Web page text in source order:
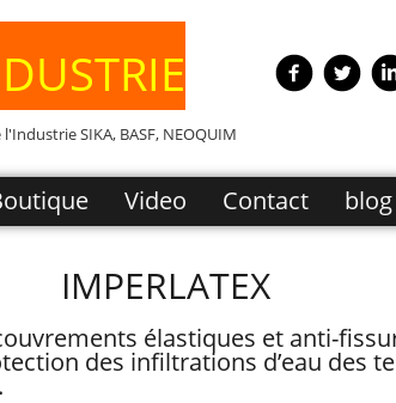
SIKA, BASF, NEOQUIM
Video Contact blog
IMPERLATEX
élastiques et anti-
des infiltrations d’eau des